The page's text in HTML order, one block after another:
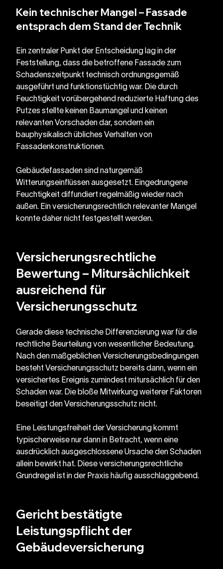
Kein technischer Mangel – Fassade
entsprach dem Stand der Technik
Ein zentraler Punkt der Entscheidung lag in der
Feststellung, dass die betroffene Fassade zum
Schadenszeitpunkt technisch ordnungsgemäß
ausgeführt und funktionstüchtig war. Die durch
Feuchtigkeit vorübergehend reduzierte Haftung des
Putzes stellte keinen Baumangel und keinen
relevanten Vorschaden dar, sondern ein
bauphysikalisch übliches Verhalten von
Fassadenkonstruktionen.
Gebäudefassaden sind naturgemäß
Witterungseinflüssen ausgesetzt. Eingedrungene
Feuchtigkeit diffundiert regelmäßig wieder nach
außen. Ein versicherungsrechtlich relevanter Mangel
konnte daher nicht festgestellt werden.
Versicherungsrechtliche
Bewertung – Mitursächlichkeit
ausreichend für
Versicherungsschutz
Gerade diese technische Differenzierung war für die
rechtliche Beurteilung von wesentlicher Bedeutung.
Nach den maßgeblichen Versicherungsbedingungen
besteht Versicherungsschutz bereits dann, wenn ein
versichertes Ereignis zumindest mitursächlich für den
Schaden war. Die bloße Mitwirkung weiterer Faktoren
beseitigt den Versicherungsschutz nicht.
Eine Leistungsfreiheit der Versicherung kommt
typischerweise nur dann in Betracht, wenn eine
ausdrücklich ausgeschlossene Ursache den Schaden
allein bewirkt hat. Diese versicherungsrechtliche
Grundregel ist in der Praxis häufig ausschlaggebend.
Gericht bestätigte
Leistungspflicht der
Gebäudeversicherung